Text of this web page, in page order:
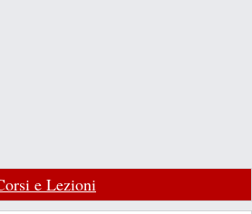
e Lezioni